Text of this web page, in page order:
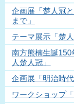
企画展「楚人冠
まで」
テーマ展示「楚
南方熊楠生誕150
人楚人冠」
企画展「明治時
ワークショップ